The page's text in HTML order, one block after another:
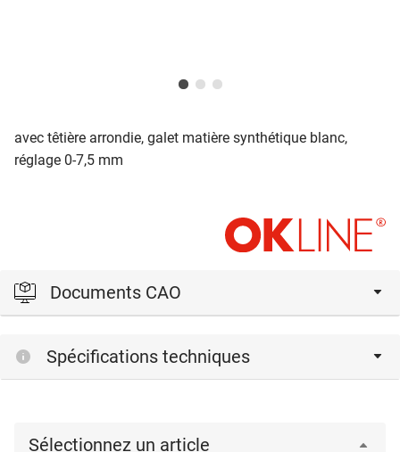
avec têtière arrondie, galet matière synthétique blanc,
réglage 0-7,5 mm
Documents CAO
Veuillez vous connecter pour afficher et télécharger les
fichiers CAD.
Spécifications techniques
Sélectionnez un article